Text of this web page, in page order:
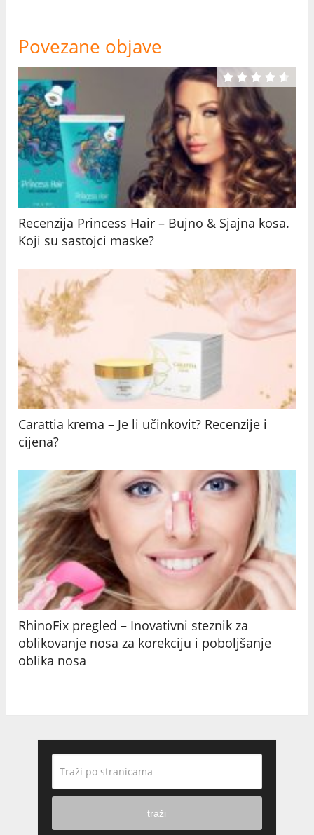
Povezane objave
Recenzija Princess Hair – Bujno & Sjajna kosa.
Koji su sastojci maske?
Carattia krema – Je li učinkovit? Recenzije i
cijena?
RhinoFix pregled – Inovativni steznik za
oblikovanje nosa za korekciju i poboljšanje
oblika nosa
traži